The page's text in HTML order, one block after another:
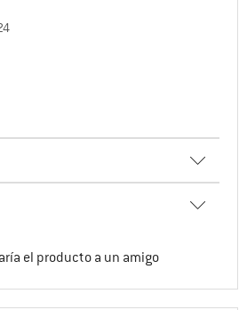
el producto a un amigo